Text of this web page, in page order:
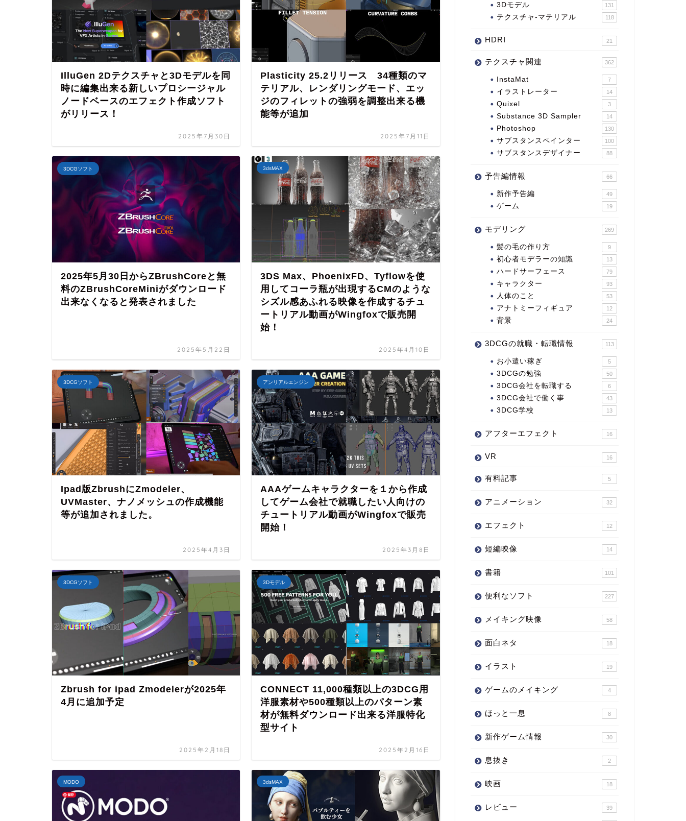
IlluGen 2Dテクスチャと3Dモデルを同
時に編集出来る新しいプロシージャル
ノードベースのエフェクト作成ソフト
がリリース！
2025年7月30日
Plasticity 25.2リリース 34種類のマ
テリアル、レンダリングモード、エッ
ジのフィレットの強弱を調整出来る機
能等が追加
2025年7月11日
3DCGソフト
2025年5月30日からZBrushCoreと無
料のZBrushCoreMiniがダウンロード
出来なくなると発表されました
2025年5月22日
3dsMAX
3DS Max、PhoenixFD、Tyflowを使
用してコーラ瓶が出現するCMのような
シズル感あふれる映像を作成するチュ
ートリアル動画がWingfoxで販売開
始！
2025年4月10日
3DCGソフト
Ipad版ZbrushにZmodeler、
UVMaster、ナノメッシュの作成機能
等が追加されました。
2025年4月3日
アンリアルエンジン
AAAゲームキャラクターを１から作成
してゲーム会社で就職したい人向けの
チュートリアル動画がWingfoxで販売
開始！
2025年3月8日
3DCGソフト
Zbrush for ipad Zmodelerが2025年
4月に追加予定
2025年2月18日
3Dモデル
CONNECT 11,000種類以上の3DCG用
洋服素材や500種類以上のパターン素
材が無料ダウンロード出来る洋服特化
型サイト
2025年2月16日
MODO 3dsMAX
3Dモデル 131
テクスチャ-マテリアル 118
HDRI 21
テクスチャ関連 362
InstaMat 7
イラストレーター 14
Quixel 3
Substance 3D Sampler 14
Photoshop 130
サブスタンスペインター 100
サブスタンスデザイナー 88
予告編情報 66
新作予告編 49
ゲーム 19
モデリング 269
髪の毛の作り方 9
初心者モデラーの知識 13
ハードサーフェース 79
キャラクター 93
人体のこと 53
アナトミーフィギュア 12
背景 24
3DCGの就職・転職情報 113
お小遣い稼ぎ 5
3DCGの勉強 50
3DCG会社を転職する 6
3DCG会社で働く事 43
3DCG学校 13
アフターエフェクト 16
VR 16
有料記事 5
アニメーション 32
エフェクト 12
短編映像 14
書籍 101
便利なソフト 227
メイキング映像 58
面白ネタ 18
イラスト 19
ゲームのメイキング 4
ほっと一息 8
新作ゲーム情報 30
息抜き 2
映画 18
レビュー 39